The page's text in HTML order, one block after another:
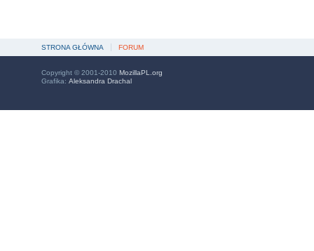
STRONA GŁÓWNA FORUM
Copyright © 2001-2010 MozillaPL.org
Grafika: Aleksandra Drachal